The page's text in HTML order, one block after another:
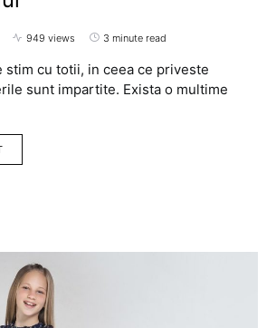
949 views 3 minute read
stim cu totii, in ceea ce priveste
sunt impartite. Exista o multime